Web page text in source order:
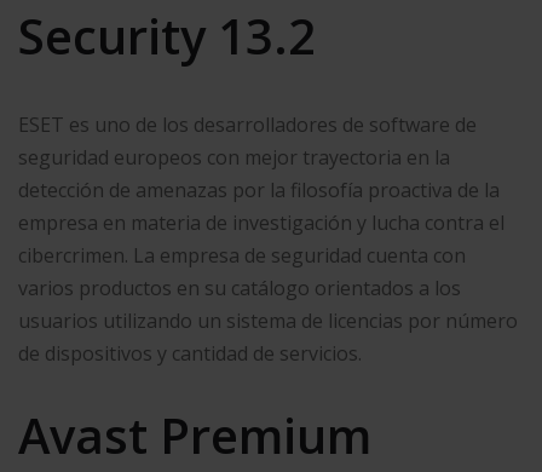
Security 13.2
ESET es uno de los desarrolladores de software de
seguridad europeos con mejor trayectoria en la
detección de amenazas por la filosofía proactiva de la
empresa en materia de investigación y lucha contra el
cibercrimen. La empresa de seguridad cuenta con
varios productos en su catálogo orientados a los
usuarios utilizando un sistema de licencias por número
de dispositivos y cantidad de servicios.
Avast Premium